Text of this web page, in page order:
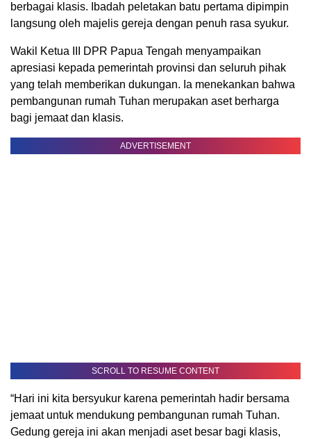
berbagai klasis. Ibadah peletakan batu pertama dipimpin
langsung oleh majelis gereja dengan penuh rasa syukur.
Wakil Ketua III DPR Papua Tengah menyampaikan
apresiasi kepada pemerintah provinsi dan seluruh pihak
yang telah memberikan dukungan. Ia menekankan bahwa
pembangunan rumah Tuhan merupakan aset berharga
bagi jemaat dan klasis.
ADVERTISEMENT
SCROLL TO RESUME CONTENT
“Hari ini kita bersyukur karena pemerintah hadir bersama
jemaat untuk mendukung pembangunan rumah Tuhan.
Gedung gereja ini akan menjadi aset besar bagi klasis,